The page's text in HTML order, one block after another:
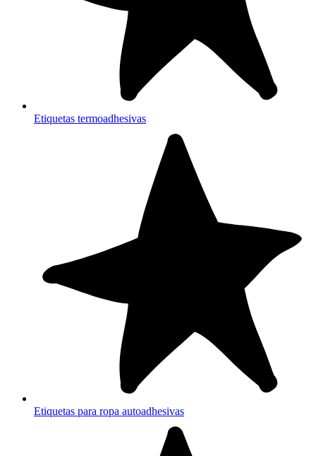
Etiquetas termoadhesivas
Etiquetas para ropa autoadhesivas